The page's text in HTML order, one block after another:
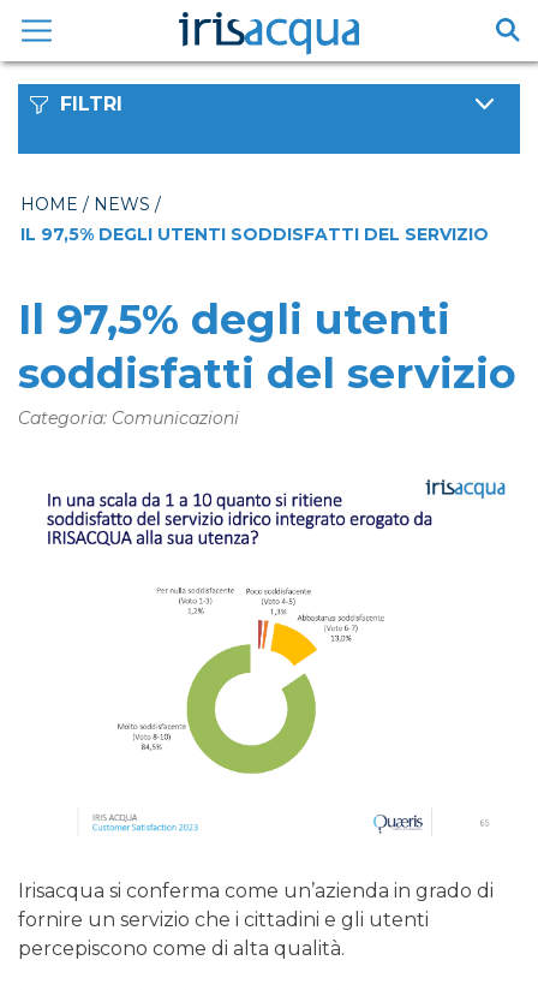
contenuto
FILTRI
HOME / NEWS /
IL 97,5% DEGLI UTENTI SODDISFATTI DEL SERVIZIO
Il 97,5% degli utenti
soddisfatti del servizio
Categoria: Comunicazioni
Irisacqua si conferma come un’azienda in grado di
fornire un servizio che i cittadini e gli utenti
percepiscono come di alta qualità.